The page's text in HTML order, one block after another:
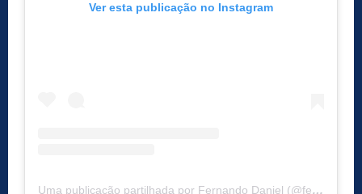
Ver esta publicação no Instagram
Uma publicação partilhada por Fernando Daniel (@fernandodaniel)